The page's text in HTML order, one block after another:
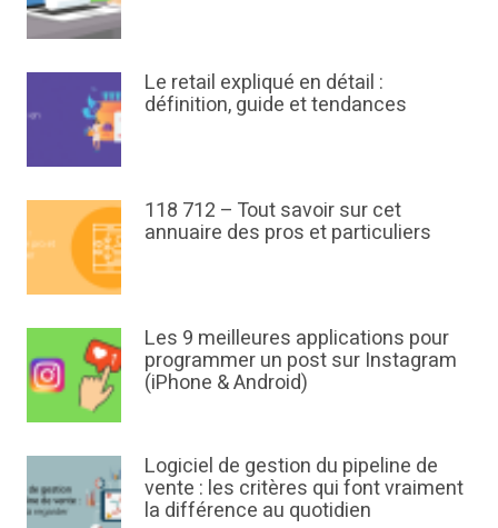
Le retail expliqué en détail :
définition, guide et tendances
118 712 – Tout savoir sur cet
annuaire des pros et particuliers
Les 9 meilleures applications pour
programmer un post sur Instagram
(iPhone & Android)
Logiciel de gestion du pipeline de
vente : les critères qui font vraiment
la différence au quotidien